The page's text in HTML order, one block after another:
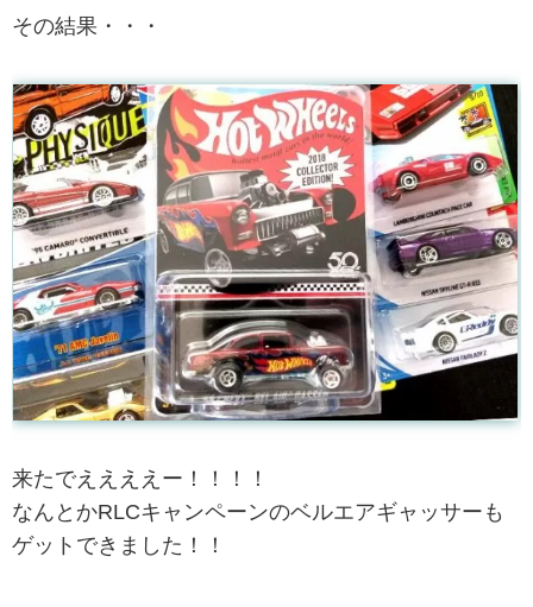
その結果・・・
来たでええええー！！！！
なんとかRLCキャンペーンのベルエアギャッサーも
ゲットできました！！